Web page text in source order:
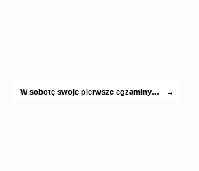
W sobotę swoje pierwsze egzaminy… →